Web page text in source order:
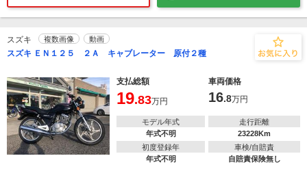
スズキ 複数画像 動画
スズキ ＥＮ１２５ ２Ａ キャブレーター 原付２種
支払総額 車両価格
19.83万円 16.8万円
モデル年式
年式不明
走行距離
23228Km
初度登録年
年式不明
車検/自賠責
自賠責保険無し